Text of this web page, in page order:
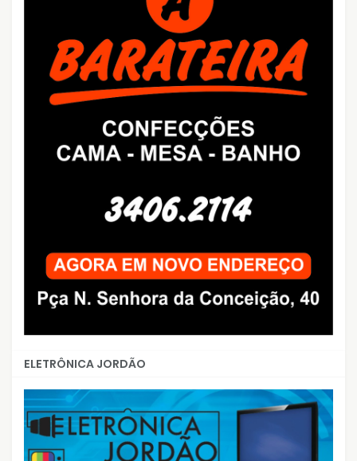
ELETRÔNICA JORDÃO